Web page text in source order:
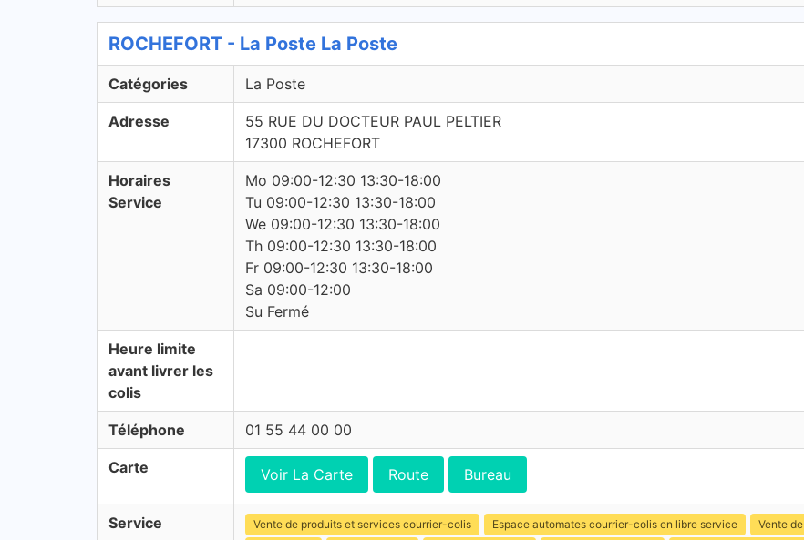
ROCHEFORT - La Poste La Poste
Catégories La Poste
Adresse
55 RUE DU DOCTEUR PAUL PELTIER
17300 ROCHEFORT
Horaires
Service
Mo 09:00-12:30 13:30-18:00
Tu 09:00-12:30 13:30-18:00
We 09:00-12:30 13:30-18:00
Th 09:00-12:30 13:30-18:00
Fr 09:00-12:30 13:30-18:00
Sa 09:00-12:00
Su Fermé
Heure limite
avant livrer les
colis
Téléphone 01 55 44 00 00
Carte Voir La Carte Route Bureau
Service Vente de produits et services courrier-colis Espace automates courrier-colis en libre service Vente